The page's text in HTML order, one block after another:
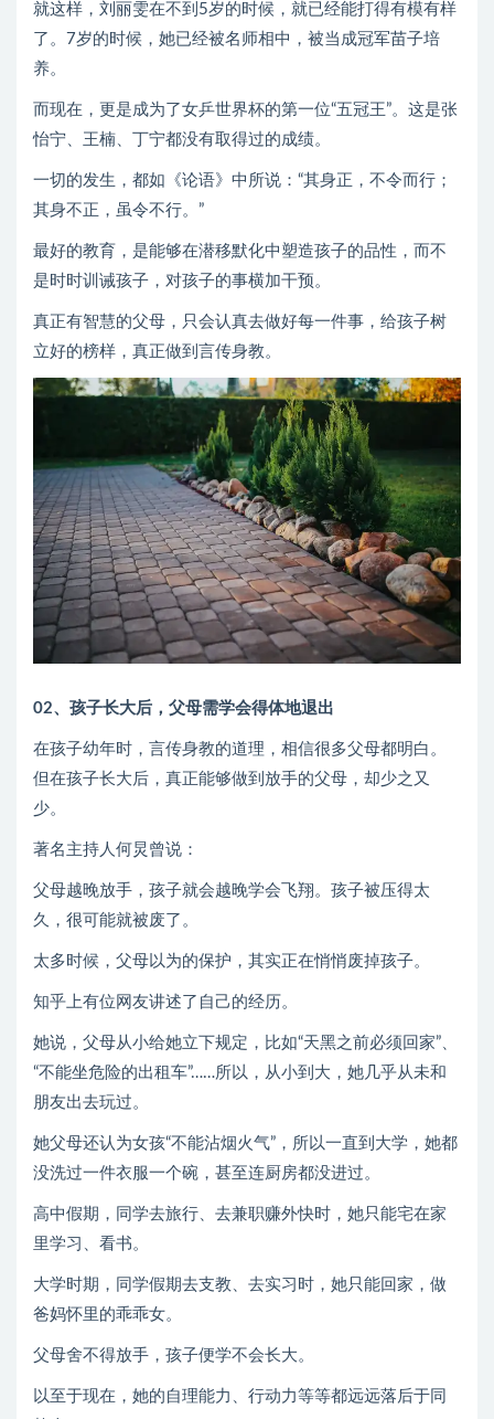
就这样，刘丽雯在不到5岁的时候，就已经能打得有模有样
了。7岁的时候，她已经被名师相中，被当成冠军苗子培
养。
而现在，更是成为了女乒世界杯的第一位“五冠王”。这是张
怡宁、王楠、丁宁都没有取得过的成绩。
一切的发生，都如《论语》中所说：“其身正，不令而行；
其身不正，虽令不行。”
最好的教育，是能够在潜移默化中塑造孩子的品性，而不
是时时训诫孩子，对孩子的事横加干预。
真正有智慧的父母，只会认真去做好每一件事，给孩子树
立好的榜样，真正做到言传身教。
02、孩子长大后，父母需学会得体地退出
在孩子幼年时，言传身教的道理，相信很多父母都明白。
但在孩子长大后，真正能够做到放手的父母，却少之又
少。
著名主持人何炅曾说：
父母越晚放手，孩子就会越晚学会飞翔。孩子被压得太
久，很可能就被废了。
太多时候，父母以为的保护，其实正在悄悄废掉孩子。
知乎上有位网友讲述了自己的经历。
她说，父母从小给她立下规定，比如“天黑之前必须回家”、
“不能坐危险的出租车”……所以，从小到大，她几乎从未和
朋友出去玩过。
她父母还认为女孩“不能沾烟火气”，所以一直到大学，她都
没洗过一件衣服一个碗，甚至连厨房都没进过。
高中假期，同学去旅行、去兼职赚外快时，她只能宅在家
里学习、看书。
大学时期，同学假期去支教、去实习时，她只能回家，做
爸妈怀里的乖乖女。
父母舍不得放手，孩子便学不会长大。
以至于现在，她的自理能力、行动力等等都远远落后于同